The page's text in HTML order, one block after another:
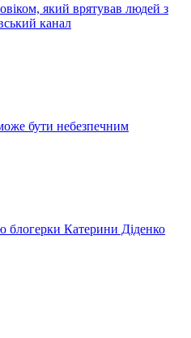
який врятував людей з
канал
бути небезпечним
блогерки Катерини Діденко